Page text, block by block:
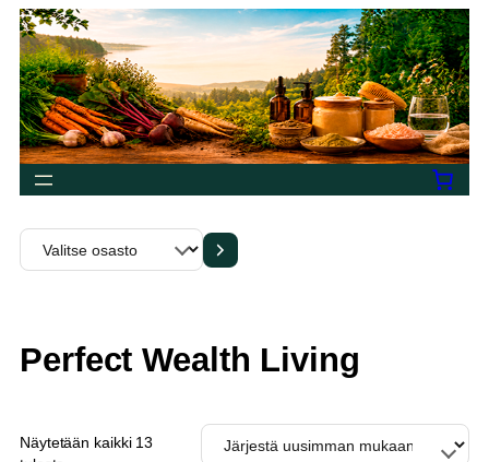
Siirry
sisältöön
Valitse
osasto
Perfect Wealth Living
Näytetään kaikki 13